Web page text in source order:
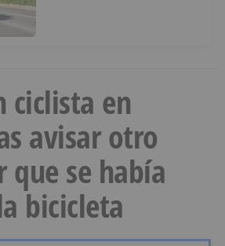
ciclista en
avisar otro
que se había
bicicleta